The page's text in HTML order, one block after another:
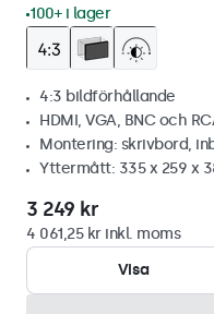
100+ i lager
4:3 bildförhållande
HDMI, VGA, BNC och
Montering: skrivbord,
Yttermått: 335 x 259 x
3 249 kr
4 061,25 kr inkl. moms
Visa